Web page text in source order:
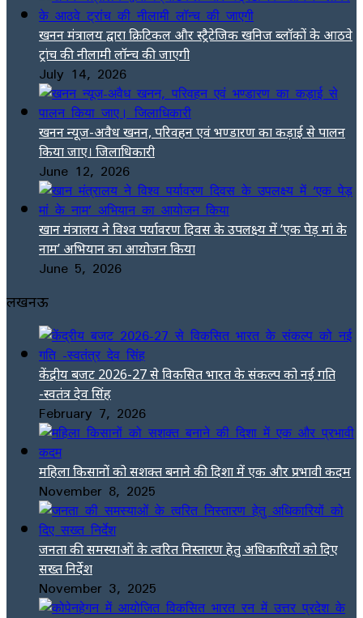
खनन मंत्रालय द्वारा क्रिटिकल और स्ट्रैटेजिक खनिज ब्लॉकों के आठवे
ट्रांच की नीलामी लॉन्च की जाएगी
July 14, 2026
खनन न्यूज-अवैध खनन, परिवहन एवं भण्डारण का कड़ाई से पालन
किया जाए। जिलाधिकारी
June 12, 2026
खान मंत्रालय ने विश्व पर्यावरण दिवस के उपलक्ष्य में ‘एक पेड़ मां के
नाम’ अभियान का आयोजन किया
June 5, 2026
लखनऊ
केंद्रीय बजट 2026-27 से विकसित भारत के संकल्प को नई गति
-स्वतंत्र देव सिंह
February 7, 2026
महिला किसानों को सशक्त बनाने की दिशा में एक और प्रभावी कदम
November 8, 2025
जनता की समस्याओं के त्वरित निस्तारण हेतु अधिकारियों को दिए
सख्त निर्देश
November 3, 2025